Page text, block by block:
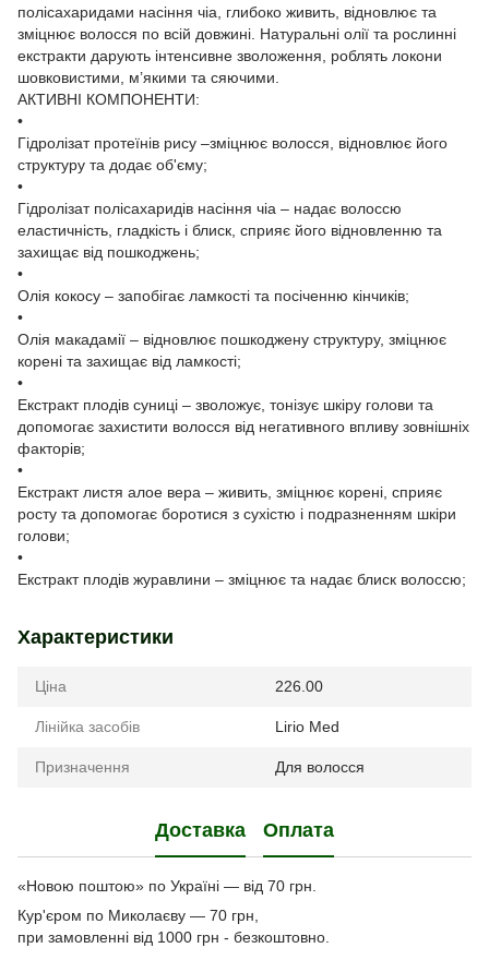
полісахаридами насіння чіа, глибоко живить, відновлює та
зміцнює волосся по всій довжині. Натуральні олії та рослинні
екстракти дарують інтенсивне зволоження, роблять локони
шовковистими, м’якими та сяючими.
АКТИВНІ КОМПОНЕНТИ:
•
Гідролізат протеїнів рису –зміцнює волосся, відновлює його
структуру та додає об'єму;
•
Гідролізат полісахаридів насіння чіа – надає волоссю
еластичність, гладкість і блиск, сприяє його відновленню та
захищає від пошкоджень;
•
Олія кокосу – запобігає ламкості та посіченню кінчиків;
•
Олія макадамії – відновлює пошкоджену структуру, зміцнює
корені та захищає від ламкості;
•
Екстракт плодів суниці – зволожує, тонізує шкіру голови та
допомогає захистити волосся від негативного впливу зовнішніх
факторів;
•
Екстракт листя алое вера – живить, зміцнює корені, сприяє
росту та допомогає боротися з сухістю і подразненням шкіри
голови;
•
Екстракт плодів журавлини – зміцнює та надає блиск волоссю;
Характеристики
Ціна 226.00
Лінійка засобів Lirio Med
Призначення Для волосся
Доставка Оплата
«Новою поштою» по Україні — від 70 грн.
Кур'єром по Миколаєву — 70 грн,
при замовленні від 1000 грн - безкоштовно.